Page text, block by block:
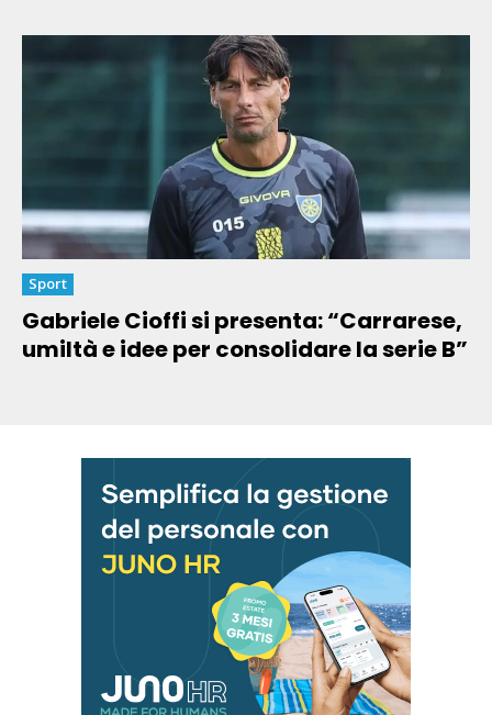
Sport
Gabriele Cioffi si presenta: “Carrarese,
umiltà e idee per consolidare la serie B”